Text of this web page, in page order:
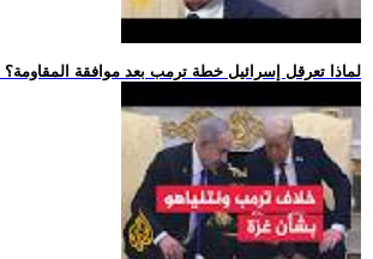
.. لماذا تعرقل إسرائيل خطة ترمب بعد موافقة المقاومة؟